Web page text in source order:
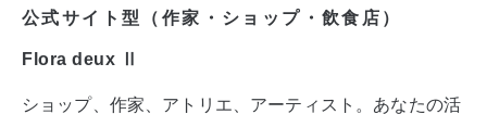
公式サイト型（作家・ショップ・飲食店）
Flora deux Ⅱ
ショップ、作家、アトリエ、アーティスト。あなたの活